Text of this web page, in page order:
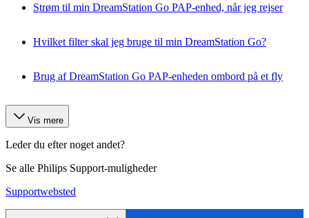
Strøm til min DreamStation Go PAP-enhed, når jeg rejser
Hvilket filter skal jeg bruge til min DreamStation Go?
Brug af DreamStation Go PAP-enheden ombord på et fly
Vis mere
Leder du efter noget andet?
Se alle Philips Support-muligheder
Supportwebsted